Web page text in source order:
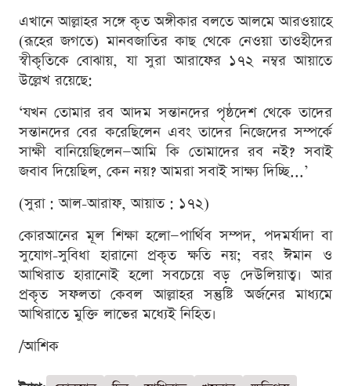
এখানে আল্লাহর সঙ্গে কৃত অঙ্গীকার বলতে আলমে আরওয়াহে
(রূহের জগতে) মানবজাতির কাছ থেকে নেওয়া তাওহীদের
স্বীকৃতিকে বোঝায়, যা সুরা আরাফের ১৭২ নম্বর আয়াতে
উল্লেখ রয়েছে:
‘যখন তোমার রব আদম সন্তানদের পৃষ্ঠদেশ থেকে তাদের
সন্তানদের বের করেছিলেন এবং তাদের নিজেদের সম্পর্কে
সাক্ষী বানিয়েছিলেন—আমি কি তোমাদের রব নই? সবাই
জবাব দিয়েছিল, কেন নয়? আমরা সবাই সাক্ষ্য দিচ্ছি...’
(সুরা : আল-আরাফ, আয়াত : ১৭২)
কোরআনের মূল শিক্ষা হলো—পার্থিব সম্পদ, পদমর্যাদা বা
সুযোগ-সুবিধা হারানো প্রকৃত ক্ষতি নয়; বরং ঈমান ও
আখিরাত হারানোই হলো সবচেয়ে বড় দেউলিয়াত্ব। আর
প্রকৃত সফলতা কেবল আল্লাহর সন্তুষ্টি অর্জনের মাধ্যমে
আখিরাতে মুক্তি লাভের মধ্যেই নিহিত।
/আশিক